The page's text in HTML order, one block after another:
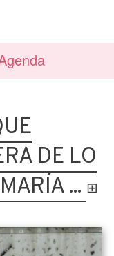
DE LO
... ⊞